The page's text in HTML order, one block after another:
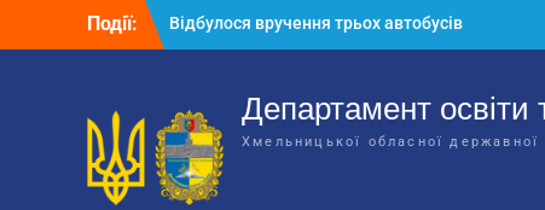
Події:
Відбулося вручення трьох автобусів
для потреб закладів освіти
Департаменту освіти та науки обласної
державної адміністрації
Відбулась обласна нарада для
відповідальних за національно-
патріотичне виховання
Департамент освіти
Хмельницької обласної державної